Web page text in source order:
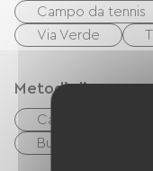
Campo da tennis
Via Verde
Metodi di
Carta di credito
Buoni vacanza